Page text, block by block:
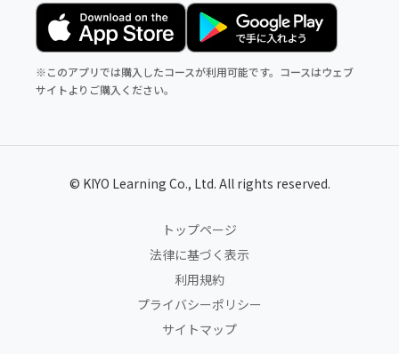
※このアプリでは購入したコースが利用可能です。コースはウェブ
サイトよりご購入ください。
トップページ
法律に基づく表示
利用規約
プライバシーポリシー
サイトマップ
© KIYO Learning Co., Ltd. All rights reserved.